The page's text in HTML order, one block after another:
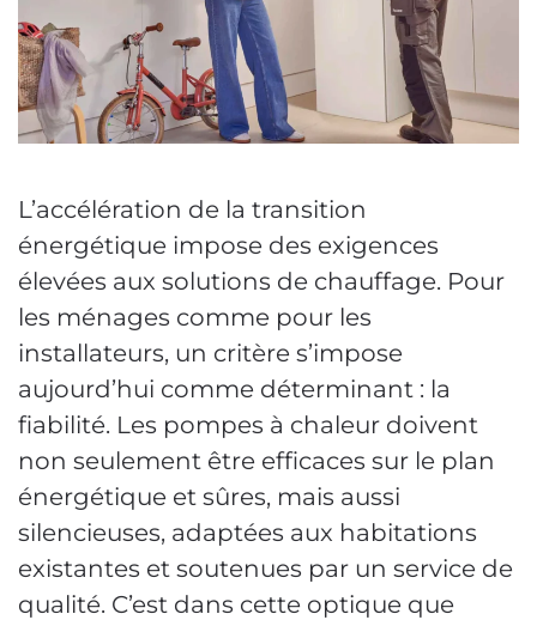
L’accélération de la transition
énergétique impose des exigences
élevées aux solutions de chauffage. Pour
les ménages comme pour les
installateurs, un critère s’impose
aujourd’hui comme déterminant : la
fiabilité. Les pompes à chaleur doivent
non seulement être efficaces sur le plan
énergétique et sûres, mais aussi
silencieuses, adaptées aux habitations
existantes et soutenues par un service de
qualité. C’est dans cette optique que